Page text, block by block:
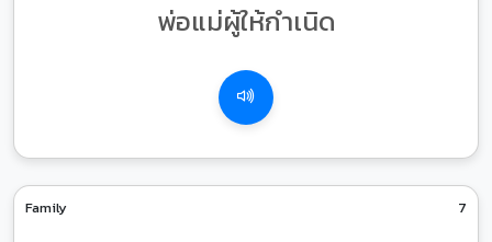
พ่อแม่ผู้ให้กำเนิด
Family 7